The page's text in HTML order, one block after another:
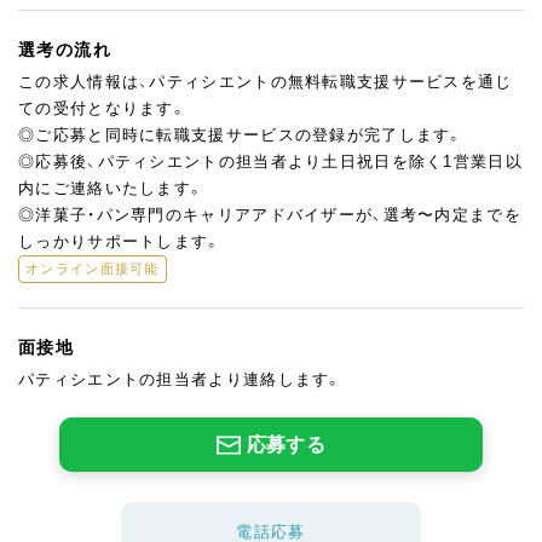
選考の流れ
この求人情報は、パティシエントの無料転職支援サービスを通じ
ての受付となります。
◎ご応募と同時に転職支援サービスの登録が完了します。
◎応募後、パティシエントの担当者より土日祝日を除く1営業日以
内にご連絡いたします。
◎洋菓子・パン専門のキャリアアドバイザーが、選考〜内定までを
しっかりサポートします。
オンライン面接可能
面接地
パティシエントの担当者より連絡します。
応募する
電話応募